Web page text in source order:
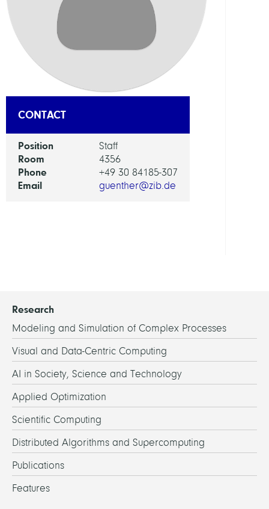
CONTACT
Position Staff
Room 4356
Phone +49 30 84185-307
Email guenther@zib.de
Research
Modeling and Simulation of Complex Processes
Visual and Data-Centric Computing
AI in Society, Science and Technology
Applied Optimization
Scientific Computing
Distributed Algorithms and Supercomputing
Publications
Features